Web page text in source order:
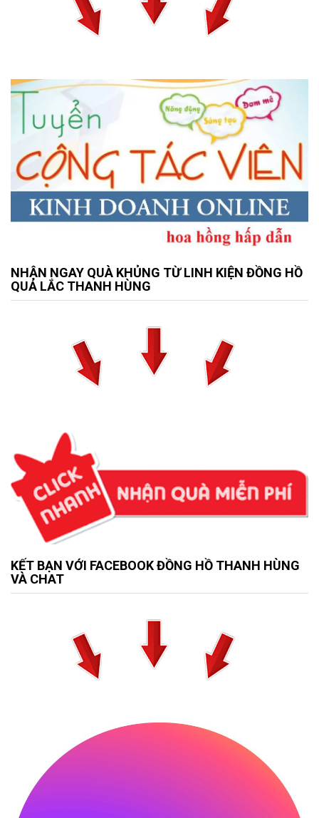
NHẬN NGAY QUÀ KHỦNG TỪ LINH KIỆN ĐỒNG HỒ
QUẢ LẮC THANH HÙNG
KẾT BẠN VỚI FACEBOOK ĐỒNG HỒ THANH HÙNG
VÀ CHAT